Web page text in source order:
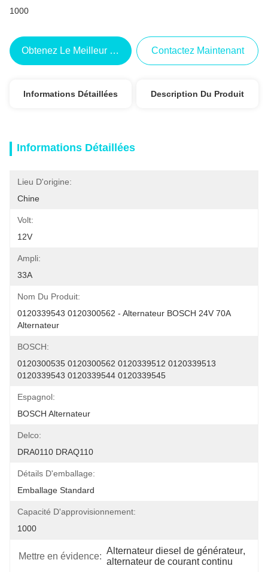
1000
Obtenez Le Meilleur Prix Contactez Maintenant
Informations Détaillées Description Du Produit
Informations Détaillées
Lieu D'origine:
Chine
Volt:
12V
Ampli:
33A
Nom Du Produit:
0120339543 0120300562 - Alternateur BOSCH 24V 70A
Alternateur
BOSCH:
0120300535 0120300562 0120339512 0120339513
0120339543 0120339544 0120339545
Espagnol:
BOSCH Alternateur
Delco:
DRA0110 DRAQ110
Détails D'emballage:
Emballage Standard
Capacité D'approvisionnement:
1000
Mettre en évidence:
Alternateur diesel de générateur,
alternateur de courant continu